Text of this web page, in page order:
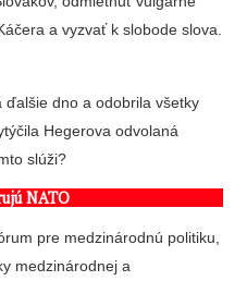
a vyzvať k slobode slova.
dno a odobrila všetky
Hegerova odvolaná
slúži?
NATO
pre medzinárodnú politiku,
medzinárodnej a